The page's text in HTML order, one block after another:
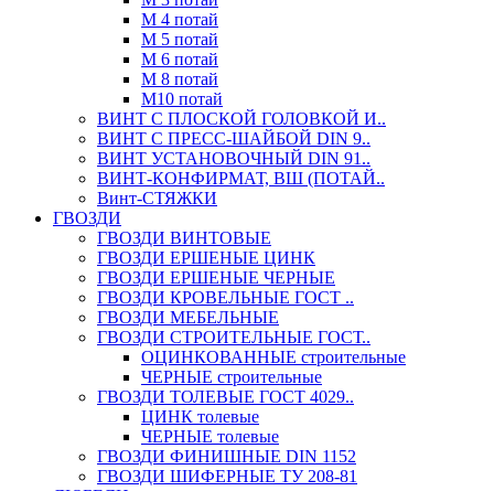
М 4 потай
М 5 потай
М 6 потай
М 8 потай
М10 потай
ВИНТ С ПЛОСКОЙ ГОЛОВКОЙ И..
ВИНТ С ПРЕСС-ШАЙБОЙ DIN 9..
ВИНТ УСТАНОВОЧНЫЙ DIN 91..
ВИНТ-КОНФИРМАТ, ВШ (ПОТАЙ..
Винт-СТЯЖКИ
ГВОЗДИ
ГВОЗДИ ВИНТОВЫЕ
ГВОЗДИ ЕРШЕНЫЕ ЦИНК
ГВОЗДИ ЕРШЕНЫЕ ЧЕРНЫЕ
ГВОЗДИ КРОВЕЛЬНЫЕ ГОСТ ..
ГВОЗДИ МЕБЕЛЬНЫЕ
ГВОЗДИ СТРОИТЕЛЬНЫЕ ГОСТ..
ОЦИНКОВАННЫЕ строительные
ЧЕРНЫЕ строительные
ГВОЗДИ ТОЛЕВЫЕ ГОСТ 4029..
ЦИНК толевые
ЧЕРНЫЕ толевые
ГВОЗДИ ФИНИШНЫЕ DIN 1152
ГВОЗДИ ШИФЕРНЫЕ ТУ 208-81